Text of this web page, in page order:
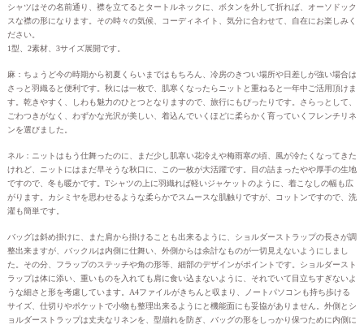
シャツはその名前通り、襟を立てるとタートルネックに、ボタンを外して折れば、オーソドック
スな襟の形になります。その時々の気候、コーディネイト、気分に合わせて、自在にお楽しみく
ださい。
1型、2素材、3サイズ展開です。
麻：ちょうど今の時期から初夏くらいまではもちろん、冷房のきつい場所や日差しが強い場合は
さっと羽織ると便利です。秋には一枚で、肌寒くなったらニットと重ねると一年中ご活用頂けま
す。乾きやすく、しわも魅力のひとつとなりますので、旅行にもぴったりです。さらっとして、
ごわつきがなく、わずかな光沢が美しい、着込んでいくほどに柔らかく育っていくフレンチリネ
ンを選びました。
ネル：ニットはもう仕舞ったのに、まだ少し肌寒い花冷えや梅雨寒の頃、風が冷たくなってきた
けれど、ニットにはまだ早そうな秋口に、この一枚が大活躍です。目の詰まったやや厚手の生地
ですので、冬も暖かです。Tシャツの上に羽織れば軽いジャケットのように、着こなしの幅も広
がります。カシミヤを思わせるような柔らかでスムースな肌触りですが、コットンですので、洗
濯も簡単です。
バッグは斜め掛けに、また肩から掛けることも出来るように、ショルダーストラップの長さが調
整出来ますが、バックルは内側に仕舞い、外側からは余計なものが一切見えないようにしまし
た。その分、フラップのステッチや角の形等、細部のデザインがポイントです。ショルダースト
ラップは体に添い、重いものを入れても肩に食い込まないように、それでいて目立ちすぎないよ
うな細さと形を考慮しています。A4ファイルがきちんと収まり、ノートパソコンも持ち歩ける
サイズ、仕切りやポケットで小物も整理出来るようにと機能面にも妥協がありません。外側とシ
ョルダーストラップは丈夫なリネンを、型崩れを防ぎ、バッグの形をしっかり保つために内側に